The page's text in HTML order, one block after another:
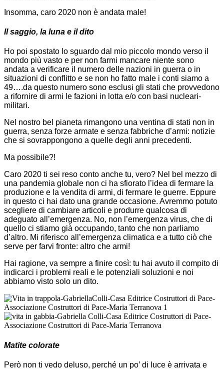
Insomma, caro 2020 non è andata male!
Il saggio, la luna e il dito
Ho poi spostato lo sguardo dal mio piccolo mondo verso il
mondo più vasto e per non farmi mancare niente sono
andata a verificare il numero delle nazioni in guerra o in
situazioni di conflitto e se non ho fatto male i conti siamo a
49….da questo numero sono esclusi gli stati che provvedono
a rifornire di armi le fazioni in lotta e/o con basi nucleari-
militari.
Nel nostro bel pianeta rimangono una ventina di stati non in
guerra, senza forze armate e senza fabbriche d’armi: notizie
che si sovrappongono a quelle degli anni precedenti.
Ma possibile?!
Caro 2020 ti sei reso conto anche tu, vero? Nel bel mezzo di
una pandemia globale non ci ha sfiorato l’idea di fermare la
produzione e la vendita di armi, di fermare le guerre. Eppure
in questo ci hai dato una grande occasione. Avremmo potuto
scegliere di cambiare articoli e produrre qualcosa di
adeguato all’emergenza. No, non l’emergenza virus, che di
quello ci stiamo già occupando, tanto che non parliamo
d’altro. Mi riferisco all’emergenza climatica e a tutto ciò che
serve per farvi fronte: altro che armi!
Hai ragione, va sempre a finire così: tu hai avuto il compito di
indicarci i problemi reali e le potenziali soluzioni e noi
abbiamo visto solo un dito.
Matite colorate
Però non ti vedo deluso, perché un po’ di luce è arrivata e